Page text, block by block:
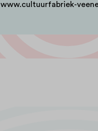
www.cultuurfabriek-